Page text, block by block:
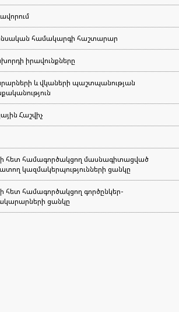
համակարգի հաշտարար
իրավունքները
և վկաների պաշտպանության
Հաշվիչ
հետ համագործակցող մասնագիտացված
կազմակերպությունների ցանկը
հետ համագործակցող գործընկեր-
ցանկը